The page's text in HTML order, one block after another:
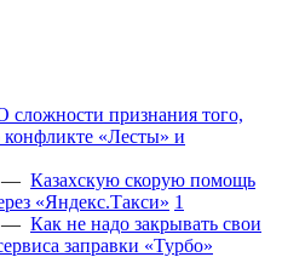
сложности признания того,
«Лесты» и
— Казахскую скорую помощь
«Яндекс.Такси» 1
— Как не надо закрывать свои
заправки «Турбо»